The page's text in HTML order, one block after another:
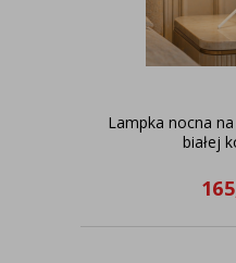
Lampka nocna
białej